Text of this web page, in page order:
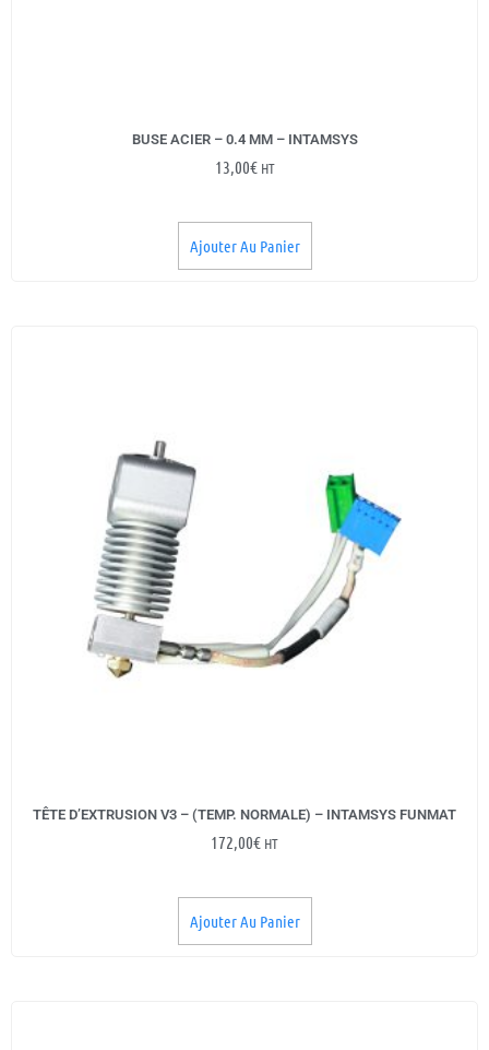
BUSE ACIER – 0.4 MM – INTAMSYS
13,00€ HT
Ajouter Au Panier
TÊTE D’EXTRUSION V3 – (TEMP. NORMALE) – INTAMSYS FUNMAT
172,00€ HT
Ajouter Au Panier